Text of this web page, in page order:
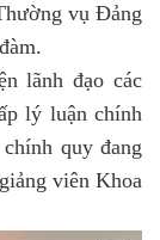
vụ Đảng
lãnh đạo các
lý luận chính
chính quy đang
viênKhoa